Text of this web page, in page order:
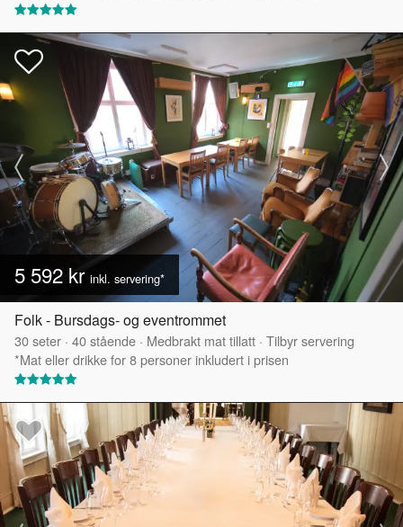
5 592 kr inkl. servering*
Folk - Bursdags- og eventrommet
30seter · 40stående · Medbrakt mat tillatt · Tilbyr servering
*Mat eller drikke for 8 personer inkludert i prisen